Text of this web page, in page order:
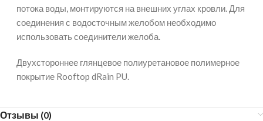
потока воды, монтируются на внешних углах кровли. Для
соединения с водосточным желобом необходимо
использовать соединители желоба.
Двухстороннее глянцевое полиуретановое полимерное
покрытие Rooftop dRain PU.
Отзывы (0)